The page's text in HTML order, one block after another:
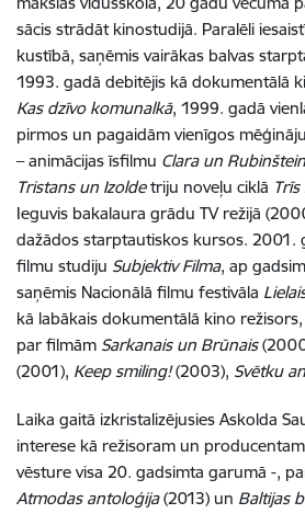
sācis strādāt kinostudijā. Paralēli
kustībā, saņēmis vairākas balvas
1993. gadā debitējis kā dokumentālā
Kas dzīvo komunalkā, 1999. gadā
pirmos un pagaidām vienīgos
– animācijas īsfilmu Clara un
Tristans un Izoldetriju noveļu ciklā
Ieguvis bakalaura grādu TV režijā
dažādos starptautiskos kursos. 2001.
filmu studiju Subjektiv Filma, ap
saņēmis Nacionālā filmu festivāla
kā labākais dokumentālā kino
par filmām Sarkanais un Brūnais
(2001), Keep smiling!(2003), Svētku
Laika gaitā izkristalizējusies Askolda
interese kā režisoram un
vēsture visa 20. gadsimta garumā -,
Atmodas antoloģija(2013) un Baltijas